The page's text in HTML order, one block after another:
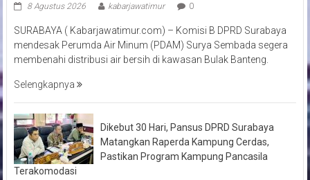
8 Agustus 2026 kabarjawatimur 0
SURABAYA ( Kabarjawatimur.com) – Komisi B DPRD Surabaya
mendesak Perumda Air Minum (PDAM) Surya Sembada segera
membenahi distribusi air bersih di kawasan Bulak Banteng.
Selengkapnya
Dikebut 30 Hari, Pansus DPRD Surabaya
Matangkan Raperda Kampung Cerdas,
Pastikan Program Kampung Pancasila
Terakomodasi